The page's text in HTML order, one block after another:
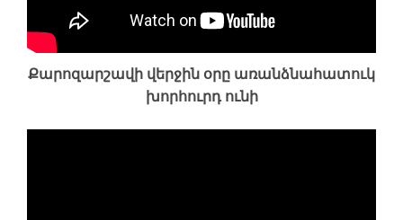
Քարոզարշավի վերջին օրը առանձնահատուկ
խորհուրդ ունի